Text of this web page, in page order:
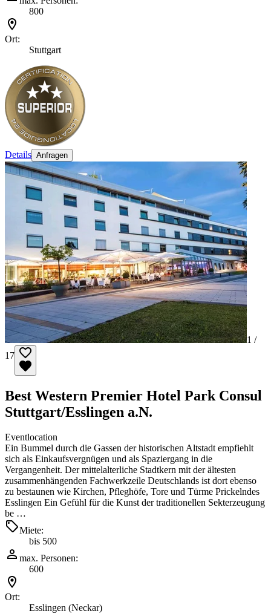
800
Ort:
Stuttgart
Details Anfragen
1 /
17
Best Western Premier Hotel Park Consul
Stuttgart/Esslingen a.N.
Eventlocation
Ein Bummel durch die Gassen der historischen Altstadt empfiehlt
sich als Einkaufsvergnügen und als Spaziergang in die
Vergangenheit. Der mittelalterliche Stadtkern mit der ältesten
zusammenhängenden Fachwerkzeile Deutschlands ist dort ebenso
zu bestaunen wie Kirchen, Pfleghöfe, Tore und Türme Prickelndes
Esslingen Ein Gefühl für die Kunst der traditionellen Sekterzeugung
be …
Miete:
bis 500
max. Personen:
600
Ort:
Esslingen (Neckar)